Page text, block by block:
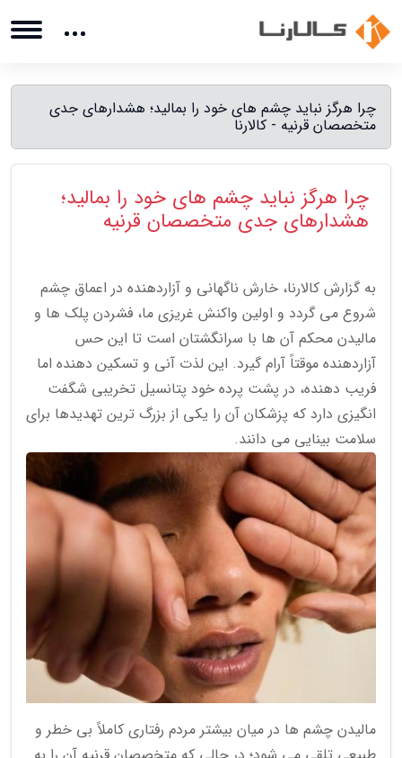
چرا هرگز نباید چشم های خود را بمالید؛ هشدارهای جدی
متخصصان قرنیه - کالارنا
چرا هرگز نباید چشم های خود را بمالید؛
هشدارهای جدی متخصصان قرنیه
به گزارش کالارنا، خارش ناگهانی و آزاردهنده در اعماق چشم
شروع می گردد و اولین واکنش غریزی ما، فشردن پلک ها و
مالیدن محکم آن ها با سرانگشتان است تا این حس
آزاردهنده موقتاً آرام گیرد. این لذت آنی و تسکین دهنده اما
فریب دهنده، در پشت پرده خود پتانسیل تخریبی شگفت
انگیزی دارد که پزشکان آن را یکی از بزرگ ترین تهدیدها برای
سلامت بینایی می دانند.
مالیدن چشم ها در میان بیشتر مردم رفتاری کاملاً بی خطر و